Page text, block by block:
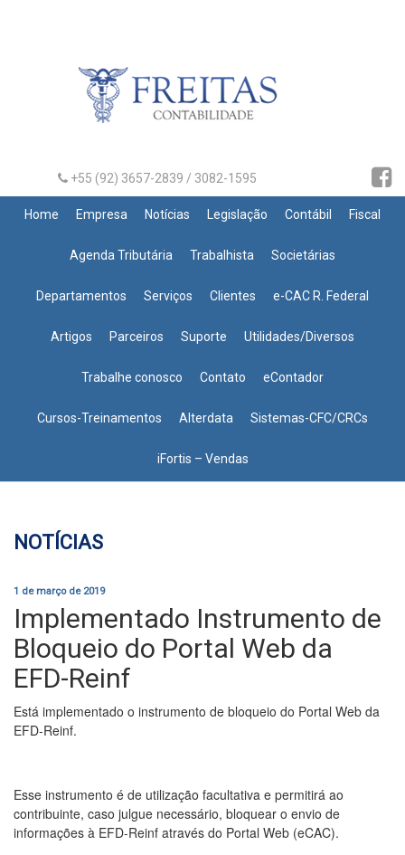
+55 (92) 3657-2839 / 3082-1595
Home Empresa Notícias Legislação Contábil Fiscal
Agenda Tributária Trabalhista Societárias
Departamentos Serviços Clientes e-CAC R. Federal
Artigos Parceiros Suporte Utilidades/Diversos
Trabalhe conosco Contato eContador
Cursos-Treinamentos Alterdata Sistemas-CFC/CRCs
iFortis – Vendas
NOTÍCIAS
1 de março de 2019
Implementado Instrumento de
Bloqueio do Portal Web da
EFD-Reinf
Está implementado o instrumento de bloqueio do Portal Web da
EFD-Reinf.
Esse instrumento é de utilização facultativa e permitirá ao
contribuinte, caso julgue necessário, bloquear o envio de
informações à EFD-Reinf através do Portal Web (eCAC).